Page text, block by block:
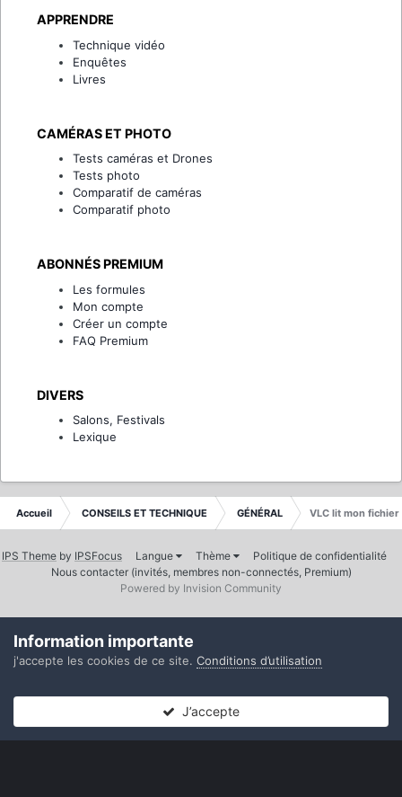
APPRENDRE
Technique vidéo
Enquêtes
Livres
CAMÉRAS ET PHOTO
Tests caméras et Drones
Tests photo
Comparatif de caméras
Comparatif photo
ABONNÉS PREMIUM
Les formules
Mon compte
Créer un compte
FAQ Premium
DIVERS
Salons, Festivals
Lexique
Accueil CONSEILS ET TECHNIQUE GÉNÉRAL VLC lit mon
IPS Theme by IPSFocus Langue Thème
Politique de confidentialité
Nous contacter (invités, membres non-connectés, Premium)
Powered by Invision Community
Information importante
j'accepte les cookies de ce site. Conditions d’utilisation
J’accepte